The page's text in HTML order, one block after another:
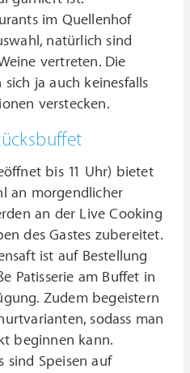
im Quellenhof
natürlich sind
vertreten. Die
ja auch keinesfalls
verstecken.
bis 11 Uhr) bietet
an morgendlicher
an der Live Cooking
des Gastes zubereitet.
ist auf Bestellung
Patisserie am Buffet in
Zudem begeistern
sodass man
beginnen kann.
sind Speisen auf